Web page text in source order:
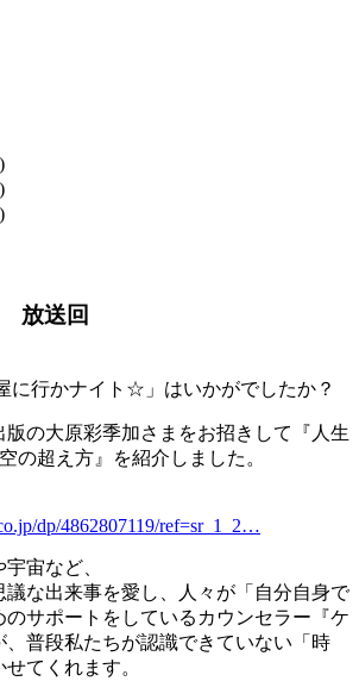
放送回
に行かナイト☆」はいかがでしたか？
の大原彩季加さまをお招きして『人生
の超え方』を紹介しました。
dp/4862807119/ref=sr_1_2…
宙など、
議な出来事を愛し、人々が「自分自身で
サポートをしているカウンセラー『ケ
、普段私たちが認識できていない「時
てくれます。